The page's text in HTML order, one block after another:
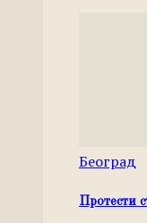
Београд
Протести